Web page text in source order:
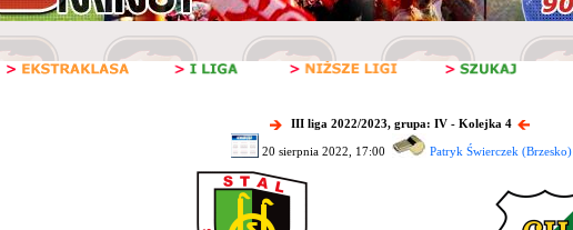
III liga 2022/2023, grupa: IV - Kolejka 4
20 sierpnia 2022, 17:00 Patryk Świerczek (Brzesko)